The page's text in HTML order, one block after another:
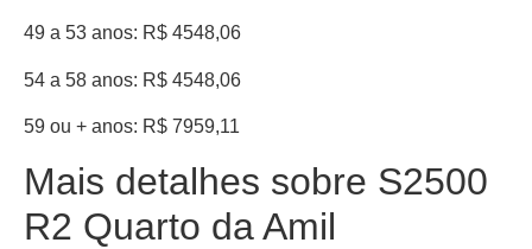
49 a 53 anos: R$ 4548,06
54 a 58 anos: R$ 4548,06
59 ou + anos: R$ 7959,11
Mais detalhes sobre S2500
R2 Quarto da Amil